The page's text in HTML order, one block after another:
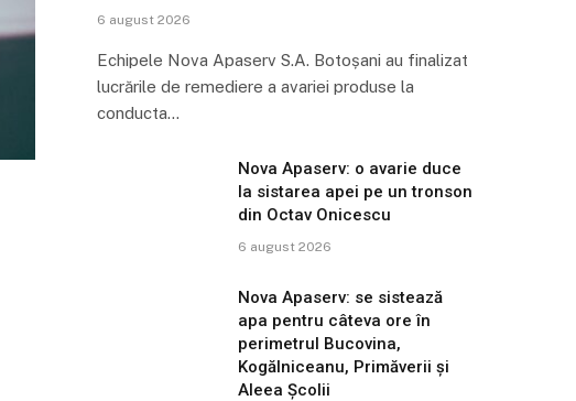
6 august 2026
Echipele Nova Apaserv S.A. Botoșani au finalizat
lucrările de remediere a avariei produse la
conducta…
Nova Apaserv: o avarie duce
la sistarea apei pe un tronson
din Octav Onicescu
6 august 2026
Nova Apaserv: se sistează
apa pentru câteva ore în
perimetrul Bucovina,
Kogălniceanu, Primăverii și
Aleea Școlii